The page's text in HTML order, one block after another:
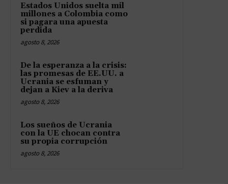
Estados Unidos suelta mil
millones a Colombia como
si pagara una apuesta
perdida
agosto 8, 2026
De la esperanza a la crisis:
las promesas de EE.UU. a
Ucrania se esfuman y
dejan a Kiev a la deriva
agosto 8, 2026
Los sueños de Ucrania
con la UE chocan contra
su propia corrupción
agosto 8, 2026